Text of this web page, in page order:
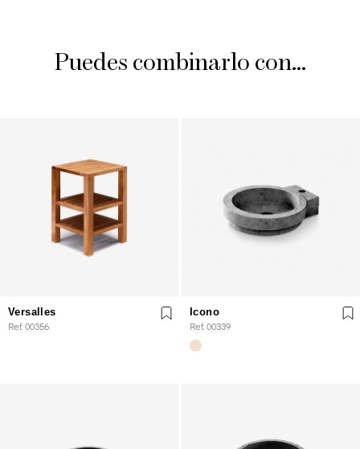
Puedes combinarlo con...
Versalles
Ref. 00356
Icono
Ref. 00339